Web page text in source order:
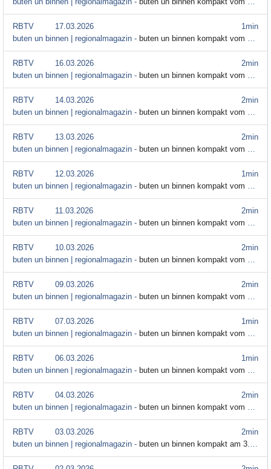
1min
RBTV
17.03.2026
buten un binnen | regionalmagazin - buten un binnen kompakt vom 17. März
2min
RBTV
16.03.2026
buten un binnen | regionalmagazin - buten un binnen kompakt vom 16. März
2min
RBTV
14.03.2026
buten un binnen | regionalmagazin - buten un binnen kompakt vom 14. März
2min
RBTV
13.03.2026
buten un binnen | regionalmagazin - buten un binnen kompakt vom 13. März
1min
RBTV
12.03.2026
buten un binnen | regionalmagazin - buten un binnen kompakt vom 12. März
2min
RBTV
11.03.2026
buten un binnen | regionalmagazin - buten un binnen kompakt vom 11. März
2min
RBTV
10.03.2026
buten un binnen | regionalmagazin - buten un binnen kompakt vom 10. März
2min
RBTV
09.03.2026
buten un binnen | regionalmagazin - buten un binnen kompakt vom 9. März
1min
RBTV
07.03.2026
buten un binnen | regionalmagazin - buten un binnen kompakt vom 7. März
1min
RBTV
06.03.2026
buten un binnen | regionalmagazin - buten un binnen kompakt vom 6. März
2min
RBTV
04.03.2026
buten un binnen | regionalmagazin - buten un binnen kompakt vom 4. März
2min
RBTV
03.03.2026
buten un binnen | regionalmagazin - buten un binnen kompakt am 3. März